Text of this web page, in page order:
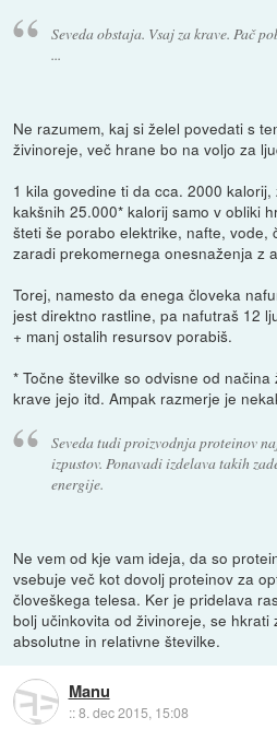
Seveda obstaja. Vsaj za krave. Pač
...
Ne razumem, kaj si želel povedati s
živinoreje, več hrane bo na voljo za
1 kila govedine ti da cca. 2000
kakšnih 25.000* kalorij samo v obliki
šteti še porabo elektrike, nafte, vode,
zaradi prekomernega onesnaženja z
Torej, namesto da enega človeka
jest direktno rastline, pa nafutraš 12
+ manj ostalih resursov porabiš.
* Točne številke so odvisne od
krave jejo itd. Ampak razmerje je
Seveda tudi proizvodnja proteinov
izpustov. Ponavadi izdelava takih
energije.
Ne vem od kje vam ideja, da so
vsebuje več kot dovolj proteinov za
človeškega telesa. Ker je pridelava
bolj učinkovita od živinoreje, se hkrati
absolutne in relativne številke.
Manu
::8. dec 2015, 15:08